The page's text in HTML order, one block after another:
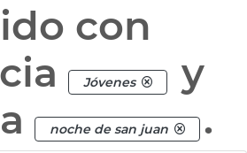
con
Jóvenes
y
noche de san juan .